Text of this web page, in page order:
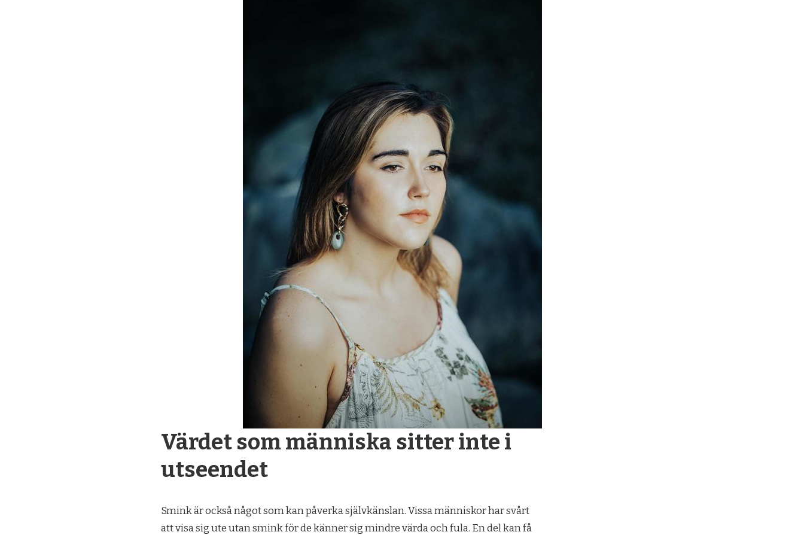
Värdet som människa sitter inte i
utseendet
Smink är också något som kan påverka självkänslan. Vissa människor har svårt
att visa sig ute utan smink för de känner sig mindre värda och fula. En del kan få